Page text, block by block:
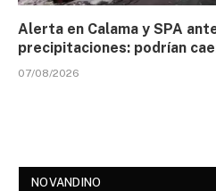
Alerta en Calama y SPA
precipitaciones: podrían
07/08/2026
NOVANDINO